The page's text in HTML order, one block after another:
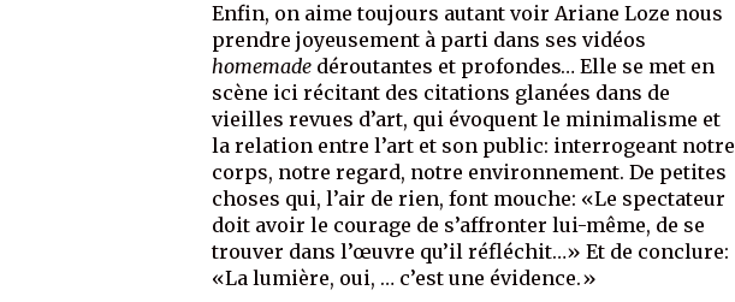
Enfin, on aime toujours autant voir Ariane Loze nous
prendre joyeusement à parti dans ses vidéos
homemade déroutantes et profondes… Elle se met en
scène ici récitant des citations glanées dans de
vieilles revues d’art, qui évoquent le minimalisme et
la relation entre l’art et son public: interrogeant notre
corps, notre regard, notre environnement. De petites
choses qui, l’air de rien, font mouche: «Le spectateur
doit avoir le courage de s’affronter lui-même, de se
trouver dans l’œuvre qu’il réfléchit…» Et de conclure:
«La lumière, oui, … c’est une évidence.»